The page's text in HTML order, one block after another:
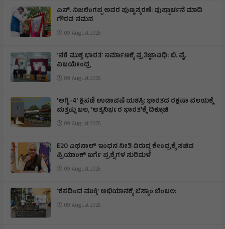
ಎಸ್. ನಿಜಲಿಂಗಪ್ಪ ಅವರ ಪುಣ್ಯಸ್ಮರಣೆ: ಪುಷ್ಪಾರ್ಚನೆ ಮಾಡಿ
ಗೌರವ ನಮನ​
09 August 2026
'ನಶೆ ಮುಕ್ತ ಭಾರತ' ನಿರ್ಮಾಣಕ್ಕೆ ಪ್ರತಿಜ್ಞಾವಿಧಿ: ಬಿ. ವೈ.
ವಿಜಯೇಂದ್ರ
09 August 2026
'ಅಗ್ನಿ-4' ಕ್ಷಿಪಣಿ ಉಡಾವಣೆ ಯಶಸ್ವಿ: ಭಾರತದ ರಕ್ಷಣಾ ವಲಯಕ್ಕೆ
ಮತ್ತಷ್ಟು ಬಲ, 'ಆತ್ಮನಿರ್ಭರ ಭಾರತ'ಕ್ಕೆ ದಿಕ್ಸೂಚಿ
09 August 2026
E20 ಎಥನಾಲ್ ಇಂಧನ ನೀತಿ ವಿರುದ್ಧ ಕೇಂದ್ರಕ್ಕೆ ಸಚಿವ
ಪ್ರಿಯಾಂಕ್ ಖರ್ಗೆ ಪ್ರಶ್ನೆಗಳ ಸುರಿಮಳೆ
09 August 2026
‘ಕಸದಿಂದ ಮುಕ್ತಿ’ ಅಭಿಯಾನಕ್ಕೆ ಬೆಸ್ಕಾಂ ಬೆಂಬಲ:
09 August 2026